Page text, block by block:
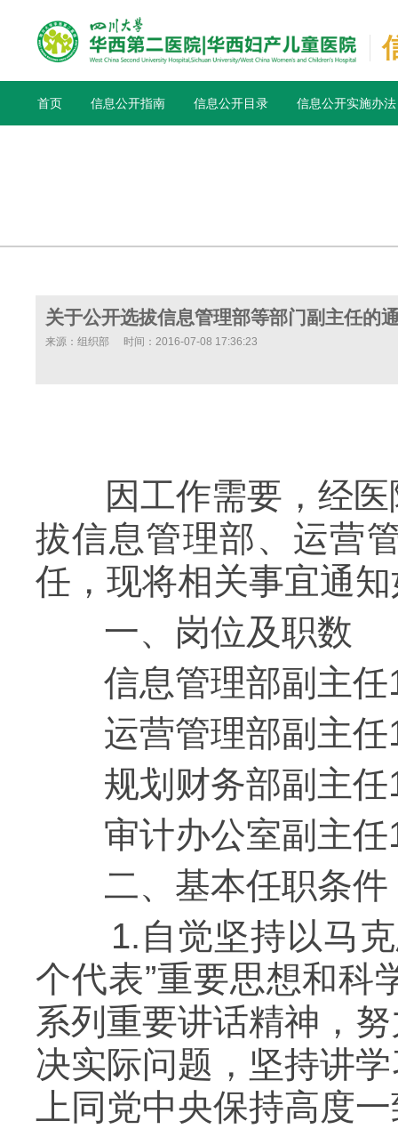
首页 信息公开指南 信息公开目录 信息公开实施办法
关于公开选拔信息管理部等部门副主任的
来源：组织部 时间：2016-07-08 17:36:23
因工作需要，经医
拔信息管理部、运营
任，现将相关事宜通
一、岗位及职数
信息管理部副主任
运营管理部副主任
规划财务部副主任
审计办公室副主任
二、基本任职条件
1.自觉坚持以马克
个代表”重要思想和科
系列重要讲话精神，
决实际问题，坚持讲
上同党中央保持高度